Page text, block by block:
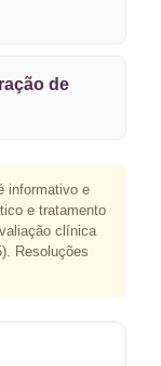
de
informativo e
e tratamento
clínica
Resoluções